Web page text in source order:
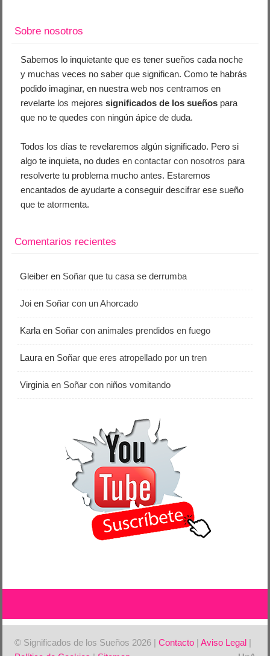
Sobre nosotros
Sabemos lo inquietante que es tener sueños cada noche
y muchas veces no saber que significan. Como te habrás
podido imaginar, en nuestra web nos centramos en
revelarte los mejoressignificados de los sueños para
que no te quedes con ningún ápice de duda.
Todos los días te revelaremos algún significado. Pero si
algo te inquieta, no dudes encontactar con nosotros para
resolverte tu problema mucho antes. Estaremos
encantados de ayudarte a conseguir descifrar ese sueño
que te atormenta.
Comentarios recientes
Gleiber en Soñar que tu casa se derrumba
Joi en Soñar con un Ahorcado
Karla en Soñar con animales prendidos en fuego
Laura en Soñar que eres atropellado por un tren
Virginia en Soñar con niños vomitando
© Significados de los Sueños 2026 |Contacto |Aviso Legal |